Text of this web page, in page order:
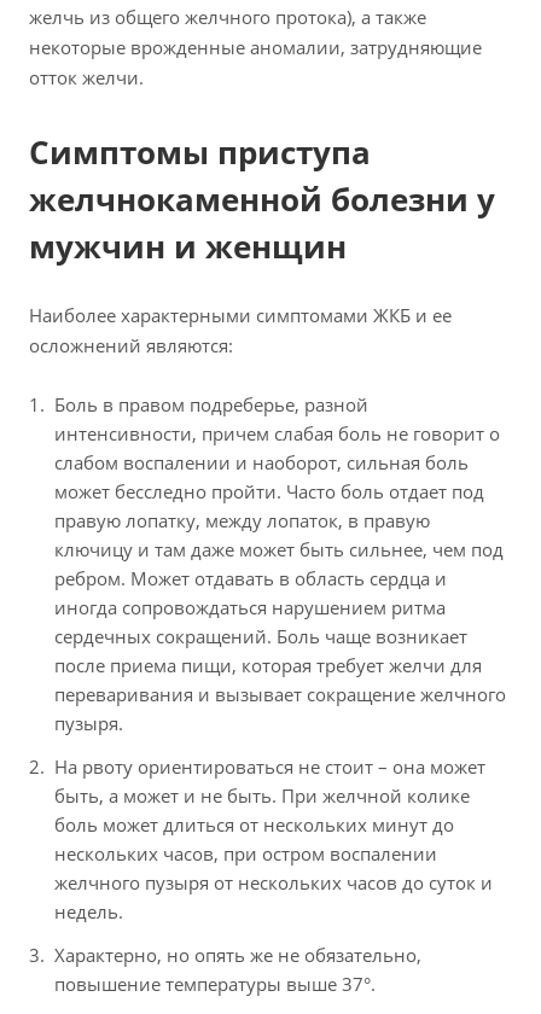
желчь из общего желчного протока), а также
некоторые врожденные аномалии, затрудняющие
отток желчи.
Симптомы приступа
желчнокаменной болезни у
мужчин и женщин
Наиболее характерными симптомами ЖКБ и ее
осложнений являются:
Боль в правом подреберье, разной
интенсивности, причем слабая боль не говорит о
слабом воспалении и наоборот, сильная боль
может бесследно пройти. Часто боль отдает под
правую лопатку, между лопаток, в правую
ключицу и там даже может быть сильнее, чем под
ребром. Может отдавать в область сердца и
иногда сопровождаться нарушением ритма
сердечных сокращений. Боль чаще возникает
после приема пищи, которая требует желчи для
переваривания и вызывает сокращение желчного
пузыря.
На рвоту ориентироваться не стоит – она может
быть, а может и не быть. При желчной колике
боль может длиться от нескольких минут до
нескольких часов, при остром воспалении
желчного пузыря от нескольких часов до суток и
недель.
Характерно, но опять же не обязательно,
повышение температуры выше 37°.